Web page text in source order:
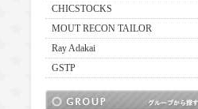
CHICSTOCKS
MOUT RECON TAILOR
Ray Adakai
GSTP